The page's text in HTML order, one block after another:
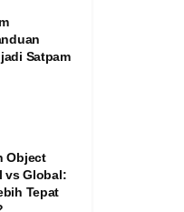
Satpam
Object
vs Global:
Tepat